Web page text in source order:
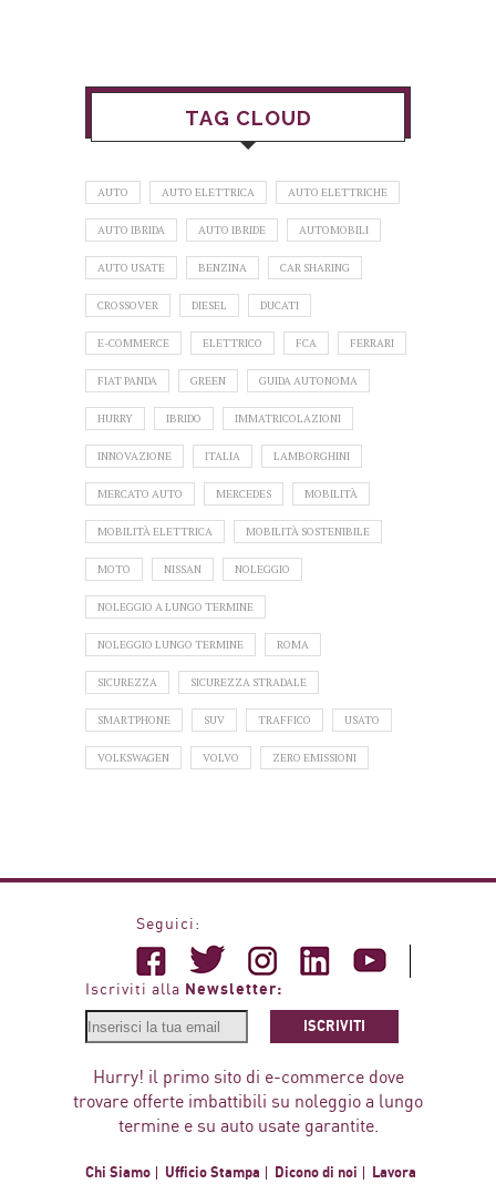
TAG CLOUD
AUTO AUTO ELETTRICA AUTO ELETTRICHE
AUTO IBRIDA AUTO IBRIDE AUTOMOBILI
AUTO USATE BENZINA CAR SHARING
CROSSOVER DIESEL DUCATI
E-COMMERCE ELETTRICO FCA FERRARI
FIAT PANDA GREEN GUIDA AUTONOMA
HURRY IBRIDO IMMATRICOLAZIONI
INNOVAZIONE ITALIA LAMBORGHINI
MERCATO AUTO MERCEDES MOBILITÀ
MOBILITÀ ELETTRICA MOBILITÀ SOSTENIBILE
MOTO NISSAN NOLEGGIO
NOLEGGIO A LUNGO TERMINE
NOLEGGIO LUNGO TERMINE ROMA
SICUREZZA SICUREZZA STRADALE
SMARTPHONE SUV TRAFFICO USATO
VOLKSWAGEN VOLVO ZERO EMISSIONI
Seguici:
Iscriviti alla Newsletter:
ISCRIVITI
Hurry! il primo sito di e-commerce dove
trovare offerte imbattibili su noleggio a lungo
termine e su auto usate garantite.
Chi Siamo Ufficio Stampa Dicono di noi Lavora